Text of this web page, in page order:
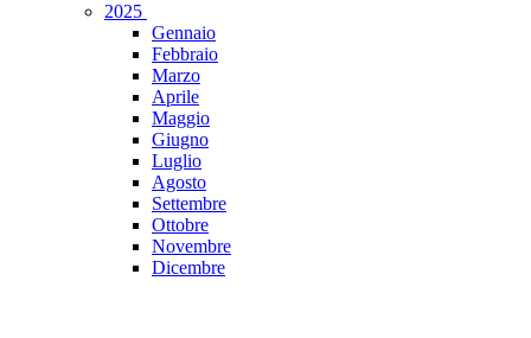
2025
Gennaio
Febbraio
Marzo
Aprile
Maggio
Giugno
Luglio
Agosto
Settembre
Ottobre
Novembre
Dicembre